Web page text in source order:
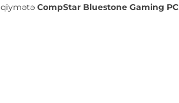
qiymətəCompStar Bluestone Gaming PC